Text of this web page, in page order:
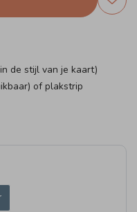
de stijl van je kaart)
of plakstrip